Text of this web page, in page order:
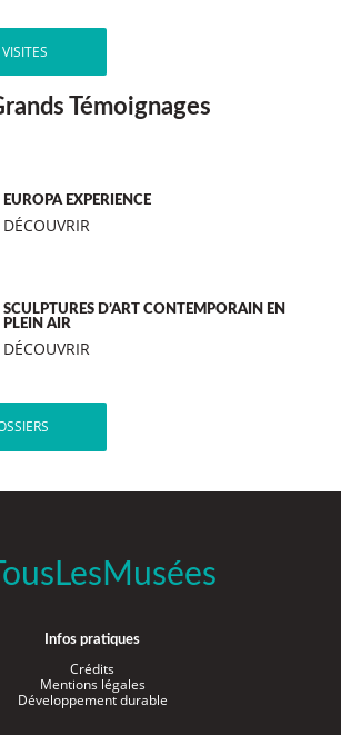
Témoignages
EUROPA EXPERIENCE
DÉCOUVRIR
SCULPTURES D’ART CONTEMPORAIN EN
PLEIN AIR
DÉCOUVRIR
TousLesMusées
Infos pratiques
Crédits
Mentions légales
Développement durable